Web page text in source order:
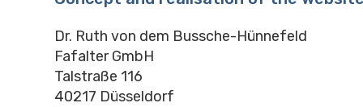
Dr. Ruth von dem Bussche-Hünnefeld
Fafalter GmbH
Talstraße 116
40217 Düsseldorf